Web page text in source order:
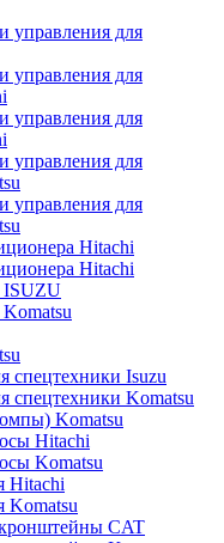
управления для
управления для
управления для
управления для
управления для
Hitachi
Hitachi
ISUZU
спецтехники Isuzu
спецтехники Komatsu
Komatsu
Hitachi
Komatsu
Hitachi
Komatsu
CAT